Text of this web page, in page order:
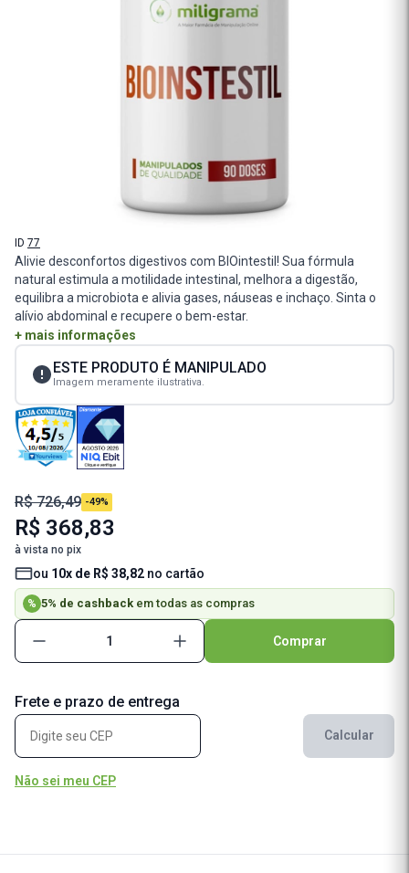
ID 77
Alivie desconfortos digestivos com BIOintestil! Sua fórmula
natural estimula a motilidade intestinal, melhora a digestão,
equilibra a microbiota e alivia gases, náuseas e inchaço. Sinta o
alívio abdominal e recupere o bem-estar.
+ mais informações
ESTE PRODUTO É MANIPULADO
Imagem meramente ilustrativa.
R$ 726,49 -49%
R$ 368,83
à vista no pix
ou 10x de R$ 38,82 no cartão
% 5% de cashback em todas as compras
Comprar
Frete e prazo de entrega
Calcular
Não sei meu CEP